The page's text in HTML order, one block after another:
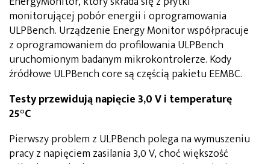
monitorującej pobór energii i oprogramowania
ULPBench. Urządzenie Energy Monitor współpracuje
z oprogramowaniem do profilowania ULPBench
uruchomionym badanym mikrokontrolerze. Kody
źródłowe ULPBench core są częścią pakietu EEMBC.
Testy przewidują napięcie 3,0 V i temperaturę
25°C
Pierwszy problem z ULPBench polega na wymuszeniu
pracy z napięciem zasilania 3,0 V, choć większość